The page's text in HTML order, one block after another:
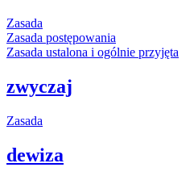
Zasada
Zasada postępowania
Zasada ustalona i ogólnie przyjęta
zwyczaj
Zasada
dewiza